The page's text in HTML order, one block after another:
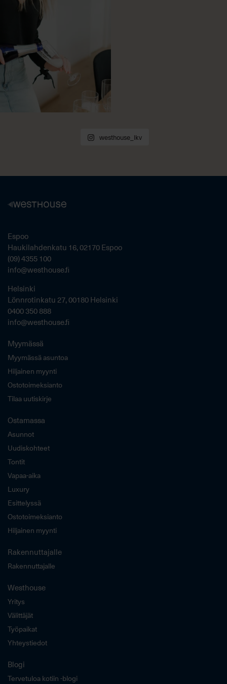
westhouse_lkv
Espoo
Haukilahdenkatu 16, 02170 Espoo
(09) 4355 100
info@westhouse.fi
Helsinki
Lönnrotinkatu 27, 00180 Helsinki
0400 350 888
info@westhouse.fi
Myymässä
Myymässä asuntoa
Hiljainen myynti
Ostotoimeksianto
Tilaa uutiskirje
Ostamassa
Asunnot
Uudiskohteet
Tontit
Vapaa-aika
Luxury
Esittelyssä
Ostotoimeksianto
Hiljainen myynti
Rakennuttajalle
Rakennuttajalle
Westhouse
Yritys
Välittäjät
Työpaikat
Yhteystiedot
Blogi
Tervetuloa kotiin -blogi